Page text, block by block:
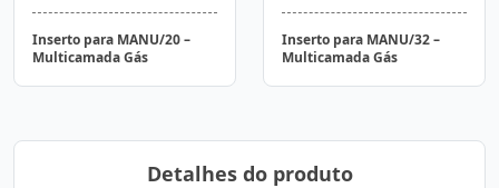
Inserto para MANU/20 –
Multicamada Gás
Inserto para MANU/32 –
Multicamada Gás
Detalhes do produto